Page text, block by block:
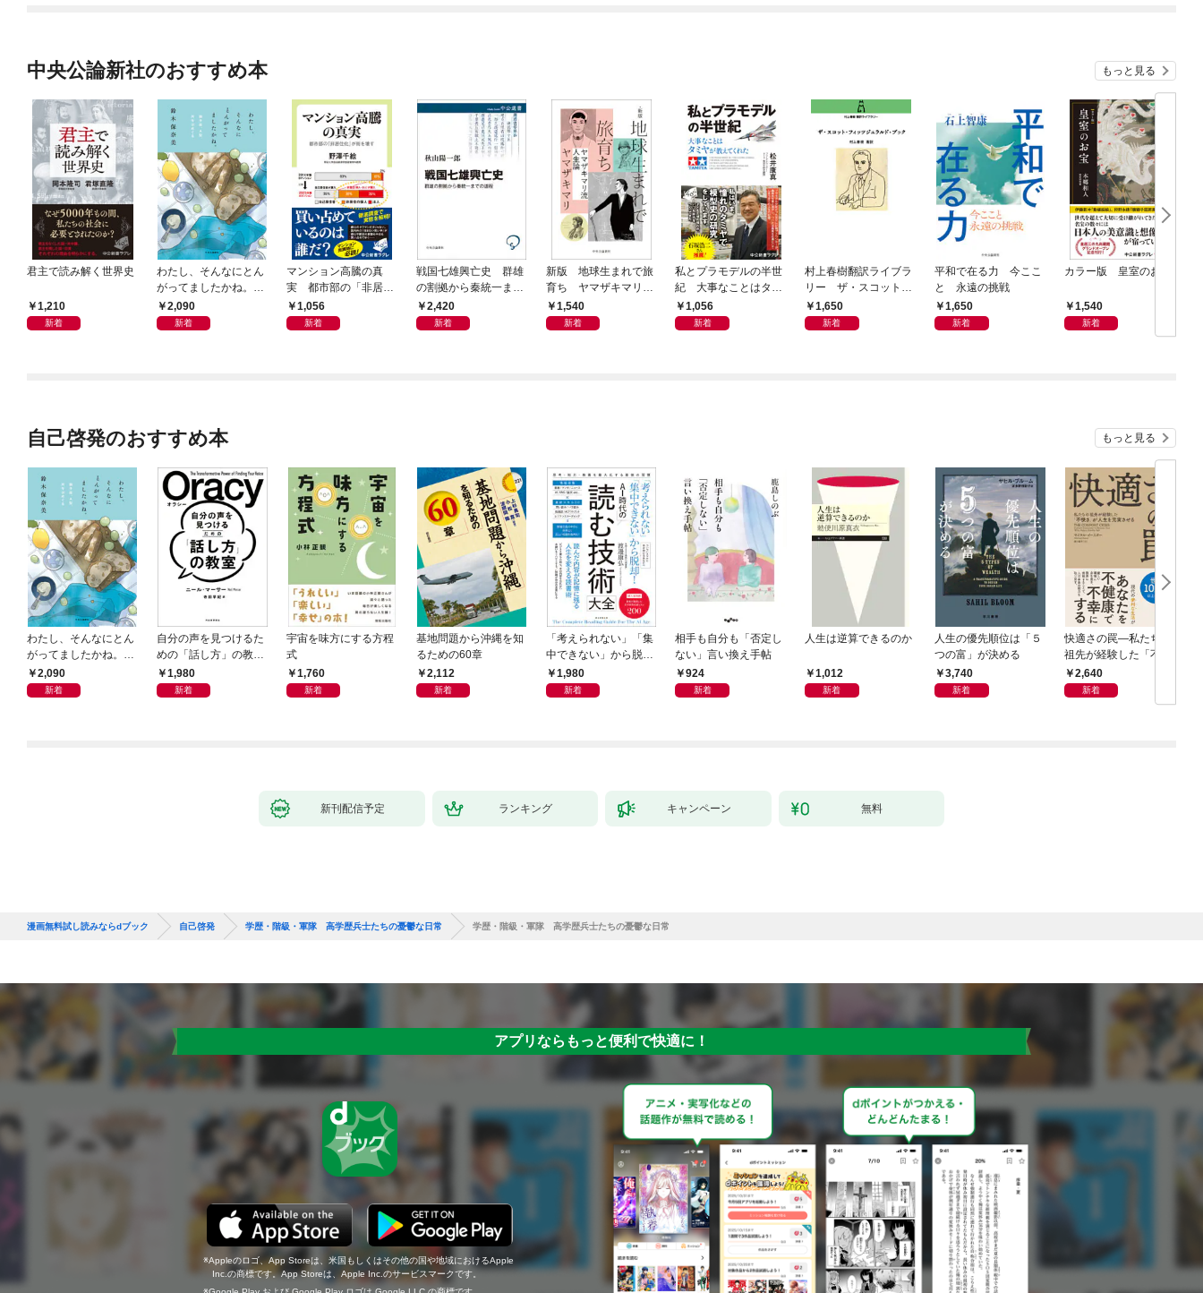
中央公論新社のおすすめ本 もっと見る
君主で読み解く世界史
1,210
新着
わたし、そんなにとん
がってましたかね。
獅子座、Ａ型、丙午は
めぐる
2,090
新着
マンション高騰の真
実 都市部の「非居住
化」が街を壊す
1,056
新着
戦国七雄興亡史 群雄
の割拠から秦統一まで
の道程
2,420
新着
新版 地球生まれで旅
育ち ヤマザキマリ流
人生論
1,540
新着
私とプラモデルの半世
紀 大事なことはタミ
ヤが教えてくれた
1,056
新着
村上春樹翻訳ライブラ
リー ザ・スコット・
フィッツジェラルド・
ブック
1,650
新着
平和で在る力 今ここ
と 永遠の挑戦
1,650
新着
カラー版 皇室のお宝
1,540
新着
自己啓発のおすすめ本 もっと見る
わたし、そんなにとん
がってましたかね。
獅子座、Ａ型、丙午は
めぐる
2,090
新着
自分の声を見つけるた
めの「話し方」の教
室 Ｏｒａｃｙ（オラ
シー）
1,980
新着
宇宙を味方にする方程
式
1,760
新着
基地問題から沖縄を知
るための60章
2,112
新着
「考えられない」「集
中できない」から脱
却！ AI時代の読む技
術大全
1,980
新着
相手も自分も「否定し
ない」言い換え手帖
924
新着
人生は逆算できるのか
1,012
新着
人生の優先順位は「５
つの富」が決める
3,740
新着
快適さの罠―私たちの
祖先が経験した「不快
さ」が人生を充実させ
る
2,640
新着
新刊配信予定 ランキング キャンペーン 無料
漫画無料試し読みならdブック 自己啓発 学歴・階級・軍隊 高学歴兵士たちの憂鬱な日常 学歴・階級・軍隊 高学歴兵士たちの憂鬱な日常
アプリならもっと便利で快適に！
Appleのロゴ、App Storeは、米国もしくはその他の国や地域におけるApple
Inc.の商標です。App Storeは、Apple Inc.のサービスマークです。